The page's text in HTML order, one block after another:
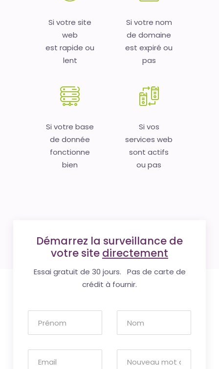
Si votre site
web
est rapide ou
lent
Si votre nom
de domaine
est expiré ou
pas
Si votre base
de donnée
fonctionne
bien
Si vos
services web
sont actifs
ou pas
Démarrez la surveillance de
votre site directement
Essai gratuit de 30 jours. Pas de carte de
crédit à fournir.